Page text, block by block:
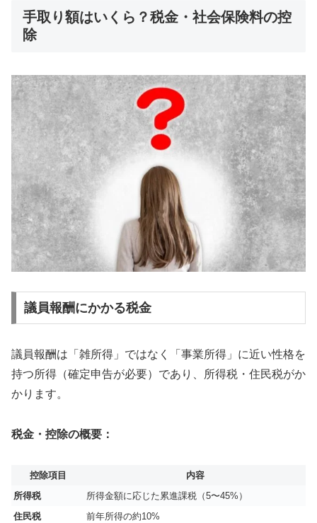
手取り額はいくら？税金・社会保険料の控
除
議員報酬にかかる税金
議員報酬は「雑所得」ではなく「事業所得」に近い性格を
持つ所得（確定申告が必要）であり、所得税・住民税がか
かります。
税金・控除の概要：
控除項目
内容
所得税
所得金額に応じた累進課税（5〜45%）
住民税
前年所得の約10%